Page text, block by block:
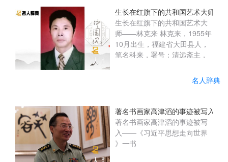
式。在会理县残联的倡议支持
下，通过对接四川爱溢达飞洪
健康管理有限公司、成都青年
领秀企业管理咨询有限公司
后，两家企业积极响应为县残
生长在红旗下的共和国艺术大师
生长在红旗下的共和国艺术大
师——林克来 林克来，1955年
10月出生，福建省大田县人，
笔名科来，署号：清远斋主，
书协终身理事，中国(ZGSH
201904402) 当代著名书画
师。 原中国文化部文化市场发
展中心特聘书画家，中国艺术
学院特聘教授、博士生导师。
中国文化部文化艺术名誉顾
名人辞典
著名书画家高津滔的事迹被写入
著名书画家高津滔的事迹被写
入——《习近平思想走向世界
》一书